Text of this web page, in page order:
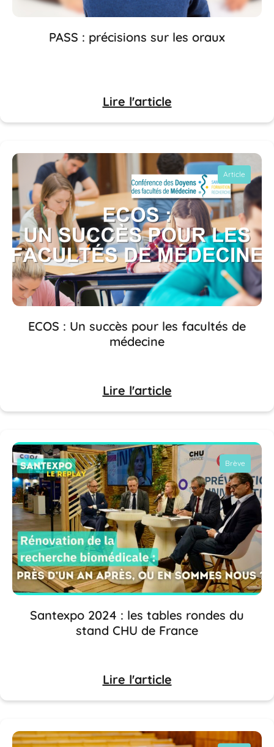
PASS : précisions sur les oraux
Lire l'article
Article
ECOS : Un succès pour les facultés de
médecine
Lire l'article
Brève
Santexpo 2024 : les tables rondes du
stand CHU de France
Lire l'article